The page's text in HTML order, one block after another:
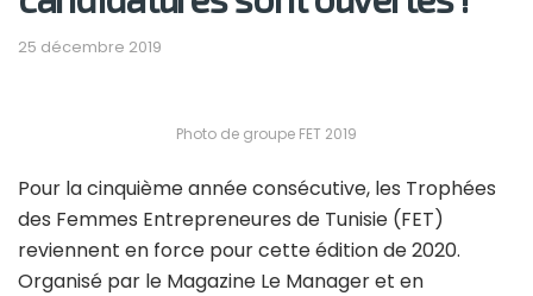
25 décembre 2019
Photo de groupe FET 2019
Pour la cinquième année consécutive, les Trophées
des Femmes Entrepreneures de Tunisie (FET)
reviennent en force pour cette édition de 2020.
Organisé par le Magazine Le Manager et en